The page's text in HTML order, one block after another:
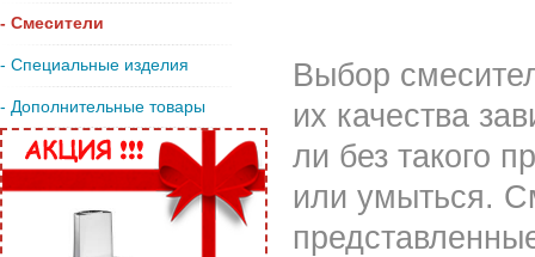
- Смесители
- Специальные изделия
- Дополнительные товары
Выбор
их качества
ли без такого
или умыться.